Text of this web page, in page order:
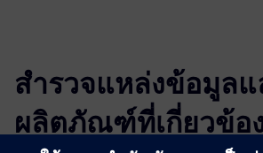
สำรวจแหล่งข้อมูลแ
ผลิตภัณฑ์ที่เกี่ยวข้อ